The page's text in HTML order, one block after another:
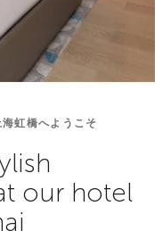
虹橋へようこそ
our hotel